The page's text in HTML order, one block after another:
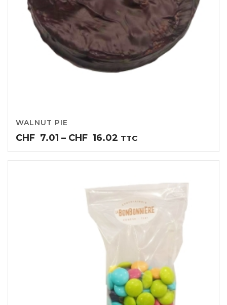
WALNUT PIE
CHF 7.01 – CHF 16.02 Price
range:
CHF7.01
CHF16.02
TTC